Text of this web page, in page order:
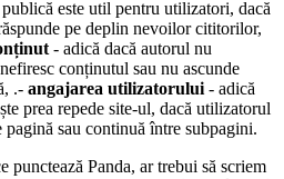
este util pentru utilizatori, dacă
pe deplin nevoilor cititorilor,
- adică dacă autorul nu
conținutul sau nu ascunde
.- angajarea utilizatorului - adică
prea repede site-ul, dacă utilizatorul
pagină sau continuă între subpagini.
punctează Panda, ar trebui să scriem